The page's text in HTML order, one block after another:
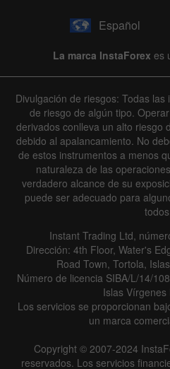
Español
La marca InstaForex es
Divulgación de riesgos: Todas
de riesgo de algún tipo.
derivados conlleva un alto riesgo
debido al apalancamiento. No
de estos instrumentos a menos
naturaleza de las
verdadero alcance de su
puede ser adecuado para
todos.
Instant Trading Ltd,
Dirección: 4th Floor, Water's
Road Town, Tortola,
Número de licencia SIBA/L/14/
Islas Vírgenes
Los servicios se proporcionan
un marca
Copyright © 2007-2024
reservados. Los servicios